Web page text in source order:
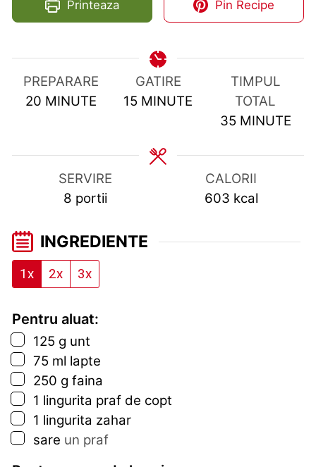
Printeaza Pin Recipe
PREPARARE
20MINUTES
MINUTE
GATIRE
15 MINUTES
MINUTE
TIMPUL
TOTAL
35MINUTES
MINUTE
SERVIRE
8 portii
CALORII
603 kcal
INGREDIENTE
1x 2x 3x
Pentru aluat:
▢
125 g unt
▢
75 ml lapte
▢
250 g faina
▢
1 lingurita praf de copt
▢
1 lingurita zahar
▢
sare un praf